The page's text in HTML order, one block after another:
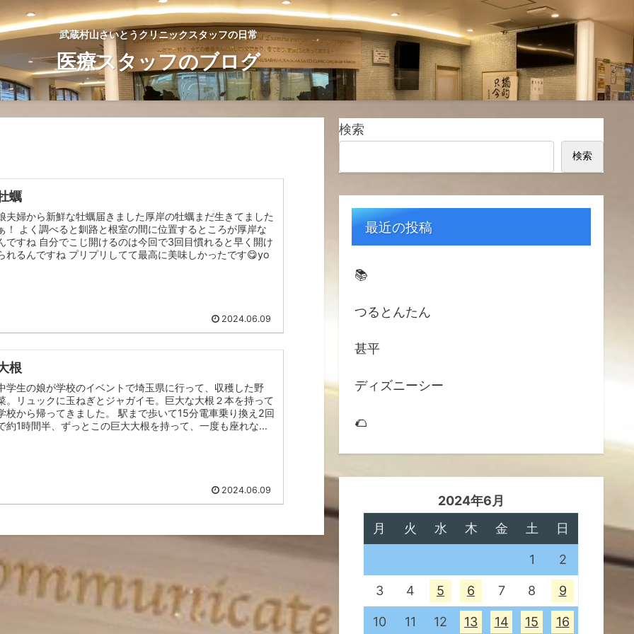
武蔵村山さいとうクリニックスタッフの日常
医療スタッフのブログ
蠣
夫婦から新鮮な牡蠣届きました厚岸の牡蠣まだ生きてました
！ よく調べると釧路と根室の間に位置するところが厚岸な
ですね 自分でこじ開けるのは今回で3回目慣れると早く開け
れるんですね プリプリしてて最高に美味しかったです😋yo
2024.06.09
根
学生の娘が学校のイベントで埼玉県に行って、収穫した野
。リュックに玉ねぎとジャガイモ。巨大な大根２本を持って
校から帰ってきました。 駅まで歩いて15分電車乗り換え2回
約1時間半、ずっとこの巨大大根を持って、一度も座れなか
2024.06.09
検索
検索
最近の投稿
📚️
つるとんたん
甚平
ディズニーシー
🌮
2024年6月
月
火 水 木 金 土 日
1 2
3 4 5 6 7 8 9
10 11 12 13 14 15 16